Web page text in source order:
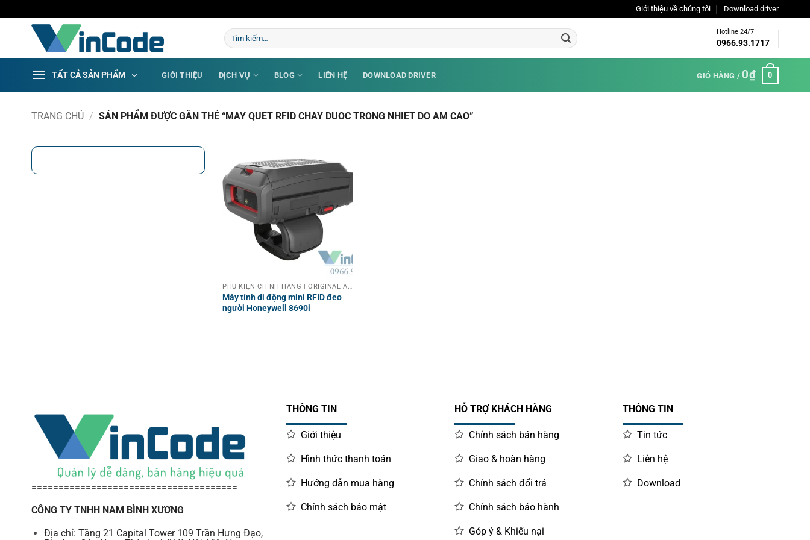
qua
Giới thiệu về chúng tôi Download driver
Tìm
kiếm:
Hotline 24/7
0966.93.1717
TẤT CẢ SẢN PHẨM GIỚI THIỆU DỊCH VỤ BLOG LIÊN HỆ DOWNLOAD DRIVER GIỎ HÀNG / 0₫ 0
TRANG CHỦ / SẢN PHẨM ĐƯỢC GẮN THẺ “MAY QUET RFID CHAY DUOC TRONG NHIET DO AM CAO”
PHỤ KIỆN CHÍNH HÃNG | ORIGINAL ACCESSORIES
Máy tính di động mini RFID đeo
người Honeywell 8690i
======================================
CÔNG TY TNHH NAM BÌNH XƯƠNG
Địa chỉ: Tầng 21 Capital Tower 109 Trần Hưng Đạo,
THÔNG TIN
Giới thiệu
Hình thức thanh toán
Hướng dẫn mua hàng
Chính sách bảo mật
HỖ TRỢ KHÁCH HÀNG
Chính sách bán hàng
Giao & hoàn hàng
Chính sách đổi trả
Chính sách bảo hành
Góp ý & Khiếu nại
THÔNG TIN
Tin tức
Liên hệ
Download